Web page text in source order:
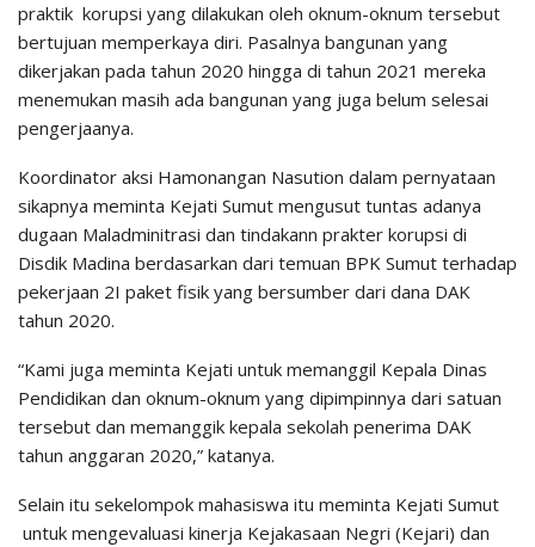
praktik korupsi yang dilakukan oleh oknum-oknum tersebut
bertujuan memperkaya diri. Pasalnya bangunan yang
dikerjakan pada tahun 2020 hingga di tahun 2021 mereka
menemukan masih ada bangunan yang juga belum selesai
pengerjaanya.
Koordinator aksi Hamonangan Nasution dalam pernyataan
sikapnya meminta Kejati Sumut mengusut tuntas adanya
dugaan Maladminitrasi dan tindakann prakter korupsi di
Disdik Madina berdasarkan dari temuan BPK Sumut terhadap
pekerjaan 2I paket fisik yang bersumber dari dana DAK
tahun 2020.
“Kami juga meminta Kejati untuk memanggil Kepala Dinas
Pendidikan dan oknum-oknum yang dipimpinnya dari satuan
tersebut dan memanggik kepala sekolah penerima DAK
tahun anggaran 2020,” katanya.
Selain itu sekelompok mahasiswa itu meminta Kejati Sumut
untuk mengevaluasi kinerja Kejakasaan Negri (Kejari) dan